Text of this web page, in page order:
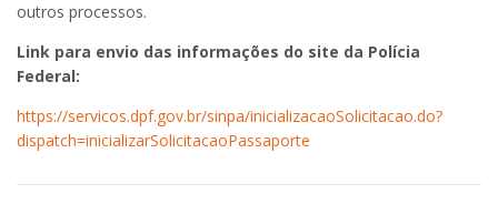
outros processos.
Link para envio das informações do site da Polícia
Federal:
https://servicos.dpf.gov.br/sinpa/inicializacaoSolicitacao.do?
dispatch=inicializarSolicitacaoPassaporte